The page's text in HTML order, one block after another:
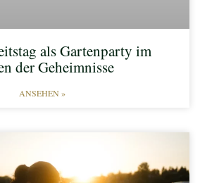
als Gartenparty im
der Geheimnisse
ANSEHEN »